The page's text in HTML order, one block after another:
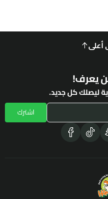
أعلى
يعرف!
ليصلك كل جديد.
اشترك